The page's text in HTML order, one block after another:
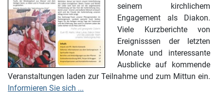
seinem kirchlichem
Engagement als Diakon.
Viele Kurzberichte von
Ereignisssen der letzten
Monate und interessante
Ausblicke auf kommende
Veranstaltungen laden zur Teilnahme und zum Mittun ein.
Informieren Sie sich ...